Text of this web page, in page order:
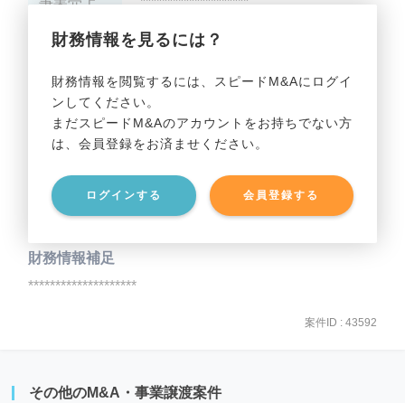
財務情報を見るには？
財務情報を閲覧するには、スピードM&Aにログイ
ンしてください。
まだスピードM&Aのアカウントをお持ちでない方
は、会員登録をお済ませください。
ログインする 会員登録する
事業利益 ********************
貸借対照表（B/S）
事業資産 ********************
事業負債 ********************
財務情報補足
********************
案件ID : 43592
その他のM&A・事業譲渡案件